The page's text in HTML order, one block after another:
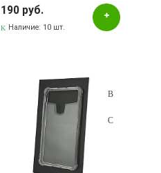
прозрачный.
190 руб.
Наличие: 10 шт.